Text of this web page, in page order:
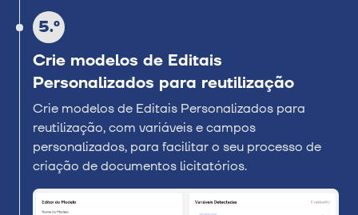
5.º
Crie modelos de Editais
Personalizados para reutilização
Crie modelos de Editais Personalizados para
reutilização, com variáveis e campos
personalizados, para facilitar o seu processo de
criação de documentos licitatórios.